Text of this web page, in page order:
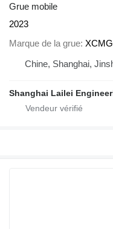
Grue mobile
2023
Marque de la grue XCMG
Chine, Shanghai,
Shanghai Lailei